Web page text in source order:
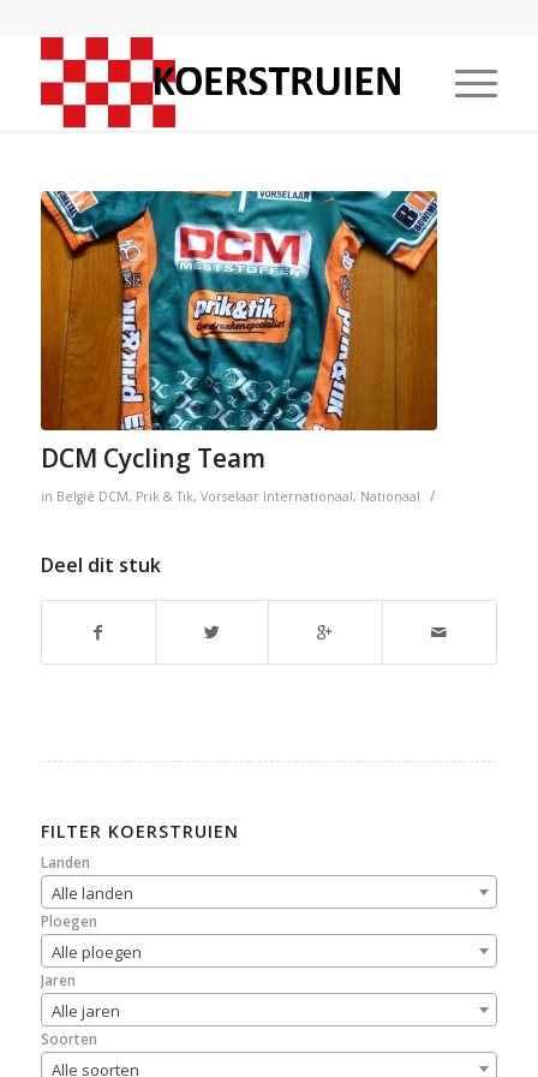
DCM Cycling Team
in België DCM, Prik & Tik, Vorselaar Internationaal, Nationaal /
Deel dit stuk
FILTER KOERSTRUIEN
Landen
Alle landen
Ploegen
Alle ploegen
Jaren
Alle jaren
Soorten
Alle soorten